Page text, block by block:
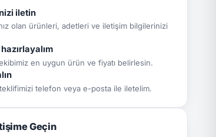
iletin
olan ürünleri, adetleri ve iletişim bilgilerinizi
en uygun ürün ve fiyatı belirlesin.
teklifimizi telefon veya e-posta ile iletelim.
Geçin